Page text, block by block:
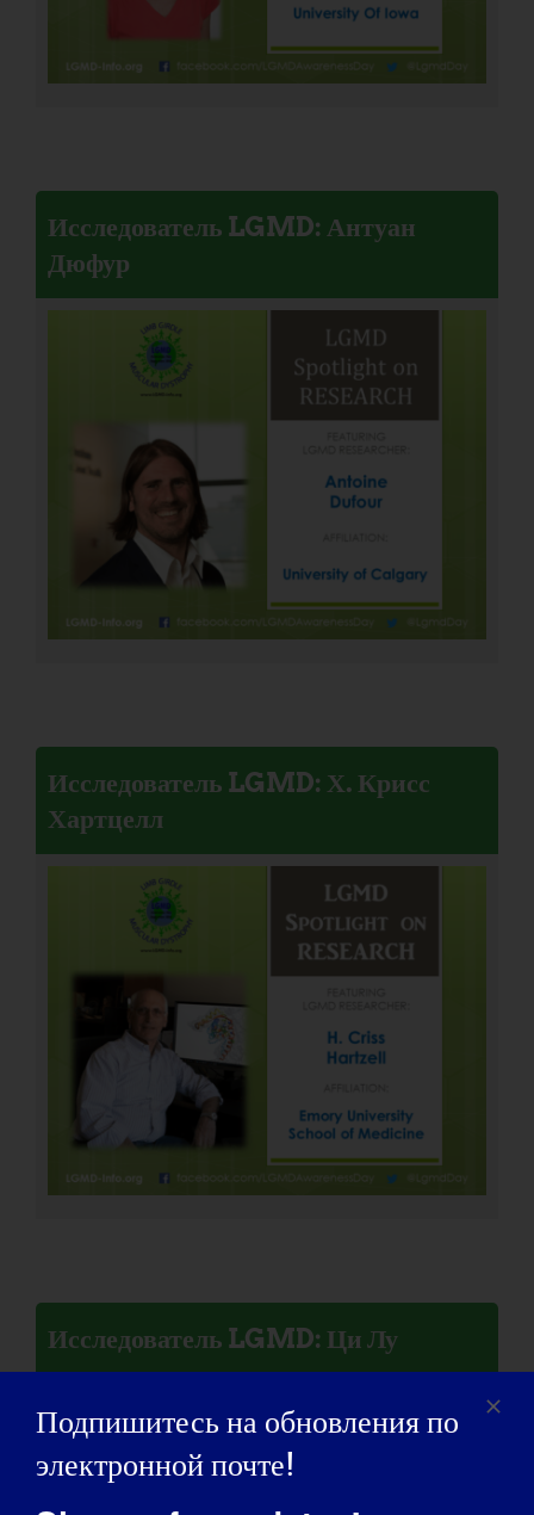
Исследователь LGMD: Антуан
Дюфур
Исследователь LGMD: Х. Крисс
Хартцелл
Исследователь LGMD: Ци Лу
Подпишитесь на обновления по
электронной почте!